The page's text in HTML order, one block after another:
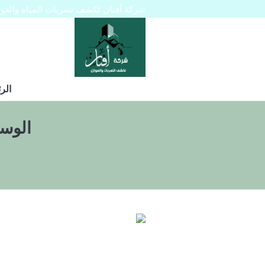
شركة أفنان لكشف تسربات المياه والعوازل